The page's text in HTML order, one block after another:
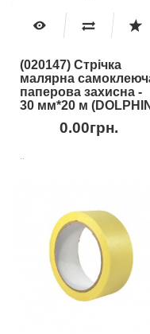
(020147) Стрічка
малярна
паперова захисна -
30 мм*20 м
0.00грн.
..